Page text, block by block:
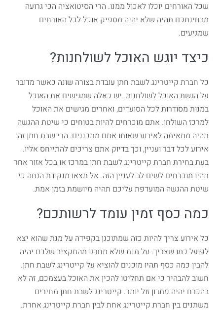
שכל האורחים יוכלו לאכול ממנו. הרי הסיטואציה הכי גרועה
מבחינתכם תהיה שלא יהיה מספיק אוכל לכל האורחים
שמגיעים.
כיצד יוגש האוכל לשולחנות?
כל חברת קייטרינג לשבת חתן עובדת בצורה שונה כאשר מדובר
על הגשת האוכל לשולחנות. יש כאלה שמגישים את האוכל
במנות מסודרות לכל הסועדים, ואחרים מגישים את האוכל
למרכז השולחן. אתם מוכרחים להיות בטוחים כי שיטת ההגשה
תהיה מתאימה לאירוע שאותו אתם מתכננים. הרי שבת חתן זהו
אירוע לכל דבר ועניין, וכך בדיוק אתם צריכים להתייחס אליו.
בעת בחירת חברת קייטרינג לשבת חתן במרכז או בכל אזור אחר
תהיו מוכרחים לשים לב לעניין הזה. אל תצאו מנקודת הנחה כי
שיטת ההגשה המועדפת עליכם תהיה מיושמת בזמן אמת.
כמה כסף זמין עומד לרשותכם?
כל אירוע צריך להיות כזה שמתוכנן בקפידה על מנת שהוא יצא
לפועל כמו שצריך. על מנת שלא תחרגו מהתקציב שלכם יהיה
להבין כמה כסף תהיו מוכנים להוציא על קייטרינג לשבת חתן.
חשוב להבהיר כי אם תחליטו להכין את האוכל בעצמכם, זה לא
בהכרח יהיה פתרון זול יותר. קייטרינג לשבת חתן מחירים
משתנים בין חברת קייטרינג אחת לבין חברת קייטרינג אחרת.